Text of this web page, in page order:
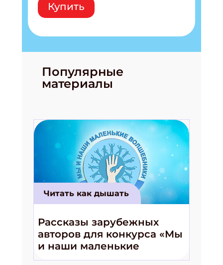
Купить
Популярные
материалы
Читать как дышать
Рассказы зарубежных
авторов для конкурса «Мы
и наши маленькие
волшебники!»
Подпишись на рассылку
Получи электронный "Классный журнал" в
Укажите имя
Укажите Ваш Email